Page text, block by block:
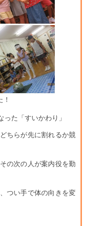
た「すいかわり」
ちらが先に割れるか競
の次の人が案内役を勤
つい手で体の向きを変